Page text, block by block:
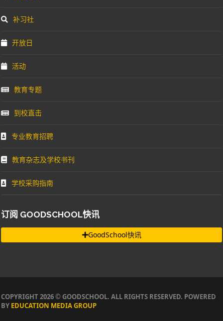
补习社
开放日
活动
教育专题
到校直击
专业教育招聘
教育杂志及学校书刊
学校采购指南
订阅 GOODSCHOOL快讯
GoodSchool快讯
COPYRIGHT 2026 © GOODSCHOOL. ALL RIGHTS RESERVED. POWERED
BY EDUCATION MEDIA GROUP